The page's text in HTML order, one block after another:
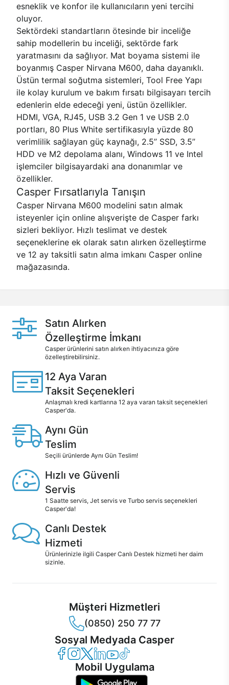
esneklik ve konfor ile kullanıcıların yeni tercihi
oluyor.
Sektördeki standartların ötesinde bir inceliğe
sahip modellerin bu inceliği, sektörde fark
yaratmasını da sağlıyor. Mat boyama sistemi ile
boyanmış Casper Nirvana M600, daha dayanıklı.
Üstün termal soğutma sistemleri, Tool Free Yapı
ile kolay kurulum ve bakım fırsatı bilgisayarı tercih
edenlerin elde edeceği yeni, üstün özellikler.
HDMI, VGA, RJ45, USB 3.2 Gen 1 ve USB 2.0
portları, 80 Plus White sertifikasıyla yüzde 80
verimlilik sağlayan güç kaynağı, 2.5’’ SSD, 3.5’’
HDD ve M2 depolama alanı, Windows 11 ve Intel
işlemciler bilgisayardaki ana donanımlar ve
özellikler.
Casper Fırsatlarıyla Tanışın
Casper Nirvana M600 modelini satın almak
isteyenler için online alışverişte de Casper farkı
sizleri bekliyor. Hızlı teslimat ve destek
seçeneklerine ek olarak satın alırken özelleştirme
ve 12 ay taksitli satın alma imkanı Casper online
mağazasında.
Satın Alırken
Özelleştirme İmkanı
Casper ürünlerini satın alırken ihtiyacınıza göre
özelleştirebilirsiniz.
12 Aya Varan
Taksit Seçenekleri
Anlaşmalı kredi kartlarına 12 aya varan taksit seçenekleri
Casper'da.
Aynı Gün
Teslim
Seçili ürünlerde Aynı Gün Teslim!
Hızlı ve Güvenli
Servis
1 Saatte servis, Jet servis ve Turbo servis seçenekleri
Casper'da!
Canlı Destek
Hizmeti
Ürünlerinizle ilgili Casper Canlı Destek hizmeti her daim
sizinle.
Müşteri Hizmetleri
(0850) 250 77 77
Sosyal Medyada Casper
Casper Facebook
Casper Instagram
Casper Twitter
Casper LinkedIn
Casper YouTube
Casper TikTok
Mobil Uygulama